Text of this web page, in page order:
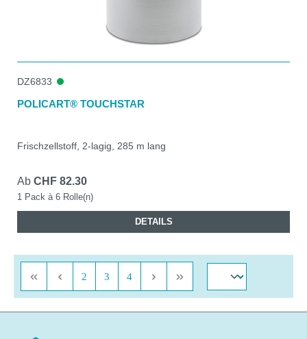
DZ6833
POLICART® TOUCHSTAR
Frischzellstoff, 2-lagig, 285 m lang
Ab CHF 82.30
1 Pack à 6 Rolle(n)
DETAILS
Seite
2 Seite
3 Seite
4